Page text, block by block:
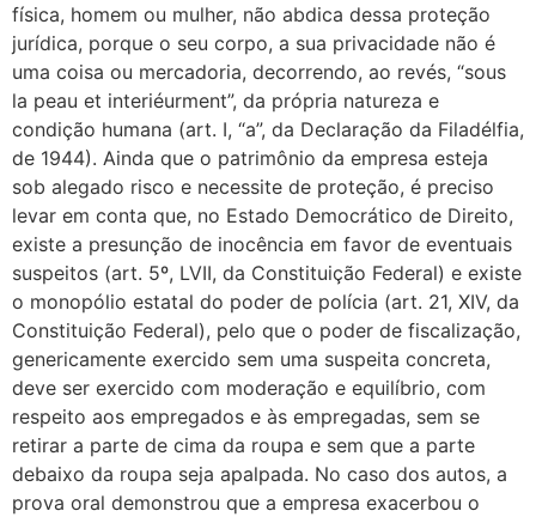
física, homem ou mulher, não abdica dessa proteção
jurídica, porque o seu corpo, a sua privacidade não é
uma coisa ou mercadoria, decorrendo, ao revés, “sous
la peau et interiéurment”, da própria natureza e
condição humana (art. I, “a”, da Declaração da Filadélfia,
de 1944). Ainda que o patrimônio da empresa esteja
sob alegado risco e necessite de proteção, é preciso
levar em conta que, no Estado Democrático de Direito,
existe a presunção de inocência em favor de eventuais
suspeitos (art. 5º, LVII, da Constituição Federal) e existe
o monopólio estatal do poder de polícia (art. 21, XIV, da
Constituição Federal), pelo que o poder de fiscalização,
genericamente exercido sem uma suspeita concreta,
deve ser exercido com moderação e equilíbrio, com
respeito aos empregados e às empregadas, sem se
retirar a parte de cima da roupa e sem que a parte
debaixo da roupa seja apalpada. No caso dos autos, a
prova oral demonstrou que a empresa exacerbou o